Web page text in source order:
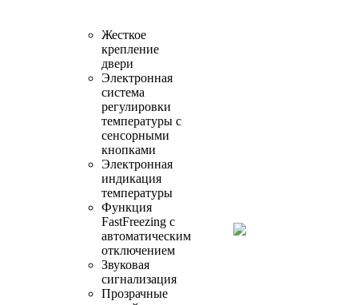
Жесткое
крепление
двери
Электронная
система
регулировки
температуры с
сенсорными
кнопками
Электронная
индикация
температуры
Функция
FastFreezing с
автоматическим
отключением
Звуковая
сигнализация
Прозрачные